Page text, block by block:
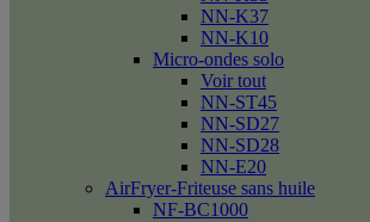
NN-K37
NN-K10
Micro-ondes solo
Voir tout
NN-ST45
NN-SD27
NN-SD28
NN-E20
AirFryer-Friteuse sans huile
NF-BC1000